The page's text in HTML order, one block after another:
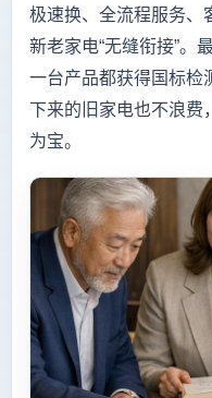
极速换、全流程服务、
新老家电“无缝衔接”。
一台产品都获得国标检
下来的旧家电也不浪费
为宝。